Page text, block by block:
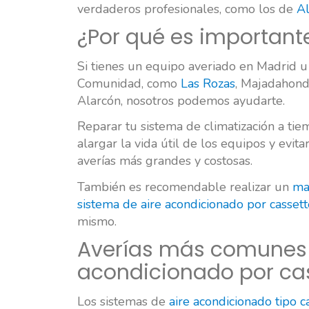
verdaderos profesionales, como los de
¿Por qué es
Si tienes un equipo averiado en Madrid
Comunidad, como Las Rozas,
Alarcón, nosotros podemos ayudarte.
Reparar tu sistema de climatización a
alargar la vida útil de los equipos y
averías más grandes y costosas.
También es recomendable realizar un
sistema de aire acondicionado por
mismo.
Averías más
acondicionado por
Los sistemas de aire acondicionado tipo